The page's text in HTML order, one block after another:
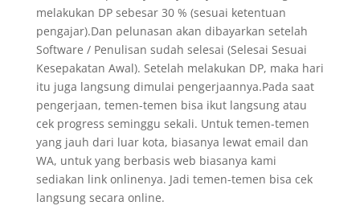
melakukan DP sebesar 30 % (sesuai ketentuan
pengajar).Dan pelunasan akan dibayarkan setelah
Software / Penulisan sudah selesai (Selesai Sesuai
Kesepakatan Awal). Setelah melakukan DP, maka hari
itu juga langsung dimulai pengerjaannya.Pada saat
pengerjaan, temen-temen bisa ikut langsung atau
cek progress seminggu sekali. Untuk temen-temen
yang jauh dari luar kota, biasanya lewat email dan
WA, untuk yang berbasis web biasanya kami
sediakan link onlinenya. Jadi temen-temen bisa cek
langsung secara online.